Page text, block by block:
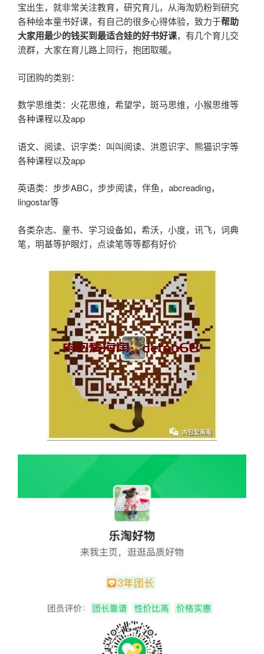
宝出生，就非常关注教育，研究育儿，从海淘奶粉到研究
各种绘本童书好课，有自己的很多心得体验，致力于帮助
大家用最少的钱买到最适合娃的好书好课，有几个育儿交
流群，大家在育儿路上同行，抱团取暖。
可团购的类别：
数学思维类：火花思维，希望学，斑马思维，小猴思维等
各种课程以及app
语文、阅读、识字类：叫叫阅读、洪恩识字、熊猫识字等
各种课程以及app
英语类：步步ABC，步步阅读，伴鱼，abcreading，
lingostar等
各类杂志、童书、学习设备如，希沃，小度，讯飞，词典
笔，明基等护眼灯，点读笔等等都有好价